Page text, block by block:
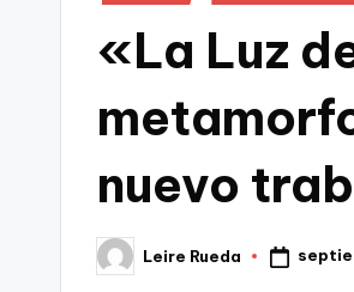
«La Luz
nuevo
Publicado
por
Leire Rueda